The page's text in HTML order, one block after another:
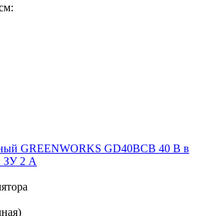
GREENWORKS GD40BCB 40 В в
ЗУ 2 А